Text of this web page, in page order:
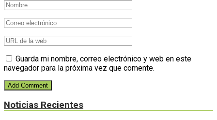
Guarda mi nombre, correo electrónico y web en este
navegador para la próxima vez que comente.
Noticias Recientes